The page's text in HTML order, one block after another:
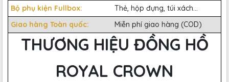
Bộ phụ kiện Fullbox:
Thẻ, hộp đựng, túi xách...
Giao hàng Toàn quốc:
Miễn phí giao hàng (COD)
THƯƠNG HIỆU ĐỒNG HỒ
ROYAL CROWN